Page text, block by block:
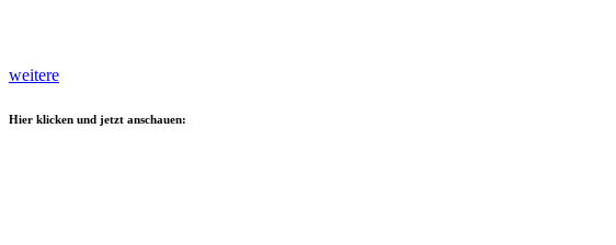
weitere
Hier klicken und jetzt anschauen: